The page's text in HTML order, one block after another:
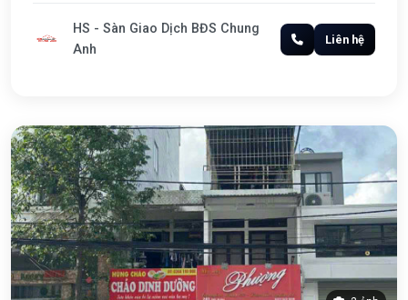
HS - Sàn Giao Dịch BĐS Chung
Anh
Liên hệ